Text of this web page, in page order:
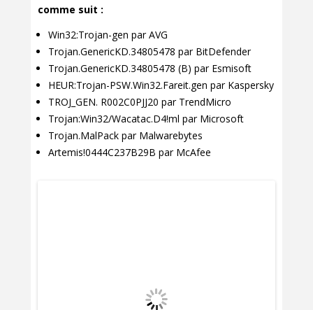
comme suit :
Win32:Trojan-gen par AVG
Trojan.GenericKD.34805478 par BitDefender
Trojan.GenericKD.34805478 (B) par Esmisoft
HEUR:Trojan-PSW.Win32.Fareit.gen par Kaspersky
TROJ_GEN. R002C0PJJ20 par TrendMicro
Trojan:Win32/Wacatac.D4!ml par Microsoft
Trojan.MalPack par Malwarebytes
Artemis!0444C237B29B par McAfee